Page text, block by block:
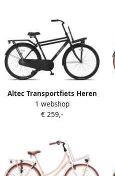
Altec Transportfiets Heren
Classic 28 Inch 53 cm Heren
Terugtraprem Matzwart
1 webshop
€ 259,-